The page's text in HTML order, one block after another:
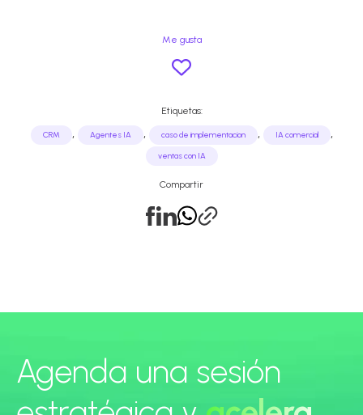
Me gusta
Etiquetas:
CRM , Agentes IA , caso de implementacion , IA comercial ,
ventas con IA
Compartir
Agenda una sesión